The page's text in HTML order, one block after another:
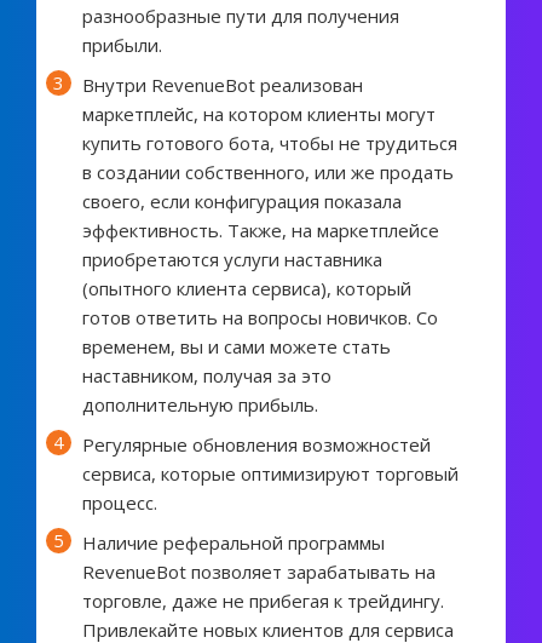
разнообразные пути для получения
прибыли.
Внутри RevenueBot реализован
маркетплейс, на котором клиенты могут
купить готового бота, чтобы не трудиться
в создании собственного, или же продать
своего, если конфигурация показала
эффективность. Также, на маркетплейсе
приобретаются услуги наставника
(опытного клиента сервиса), который
готов ответить на вопросы новичков. Со
временем, вы и сами можете стать
наставником, получая за это
дополнительную прибыль.
Регулярные обновления возможностей
сервиса, которые оптимизируют торговый
процесс.
Наличие реферальной программы
RevenueBot позволяет зарабатывать на
торговле, даже не прибегая к трейдингу.
Привлекайте новых клиентов для сервиса